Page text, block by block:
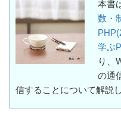
本書
数・
学ぶ
り、
の通
信することについて解説し